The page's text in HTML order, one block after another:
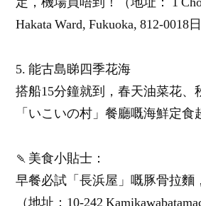
Hakata Ward, Fukuoka, 812-0018
5. 能古島睇四季花海
搭船15分鐘就到，春天油菜花、
「いこいの村」餐廳嘅海鮮定食
🍡美食小貼士：
早餐必試「長浜屋」嘅豚骨拉麵